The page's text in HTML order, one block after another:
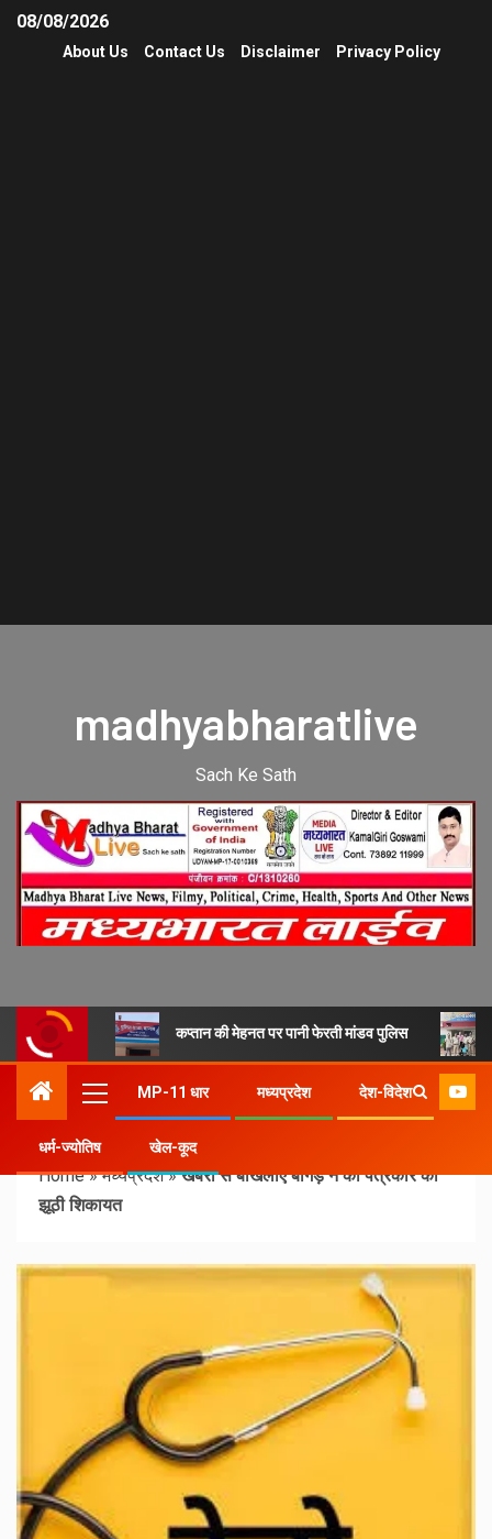
08/08/2026
About Us Contact Us Disclaimer Privacy Policy
madhyabharatlive
Sach Ke Sath
कप्तान की मेहनत पर पानी फेरती मांडव पुलिस
MP-11 धार मध्यप्रदेश देश-विदेश
धर्म-ज्योतिष खेल-कूद
Home»मध्यप्रदेश»खबरों से बौखलाए बागड़े ने की पत्रकार की
झूठी शिकायत